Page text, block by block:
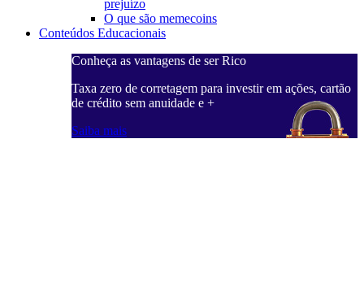
prejuízo
O que são memecoins
Conteúdos Educacionais
Conheça as vantagens de ser Rico
Taxa zero de corretagem para investir em ações, cartão
de crédito sem anuidade e +
Saiba mais